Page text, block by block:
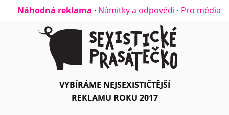
Náhodná reklama · Námitky a odpovědi · Pro média
VYBÍRÁME NEJSEXISTIČTĚJŠÍ
REKLAMU ROKU 2017